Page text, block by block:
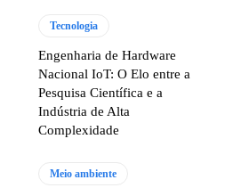
Tecnologia
Engenharia de Hardware
Nacional IoT: O Elo entre a
Pesquisa Científica e a
Indústria de Alta
Complexidade
Meio ambiente